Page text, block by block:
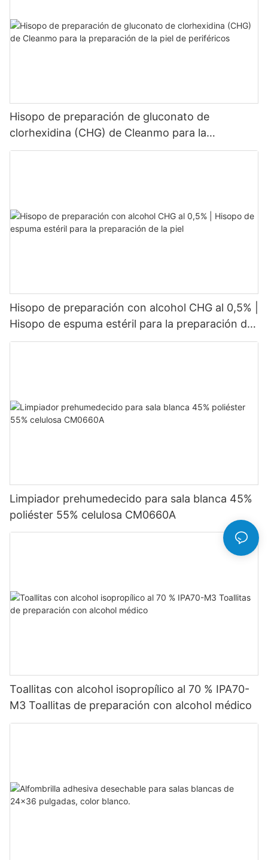
Hisopo de preparación de gluconato de
clorhexidina (CHG) de Cleanmo para la
preparación de la piel de periféricos
Hisopo de preparación con alcohol CHG al 0,5% |
Hisopo de espuma estéril para la preparación de
la piel
Limpiador prehumedecido para sala blanca 45%
poliéster 55% celulosa CM0660A
Toallitas con alcohol isopropílico al 70 % IPA70-
M3 Toallitas de preparación con alcohol médico